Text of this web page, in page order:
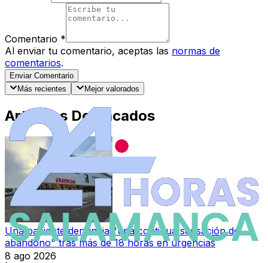
Comentario *
Al enviar tu comentario, aceptas las normas de
comentarios.
Enviar Comentario
Más recientes
Mejor valorados
Artículos Destacados
Una paciente denuncia "una continua sensación de
abandono" tras más de 18 horas en urgencias
8 ago 2026